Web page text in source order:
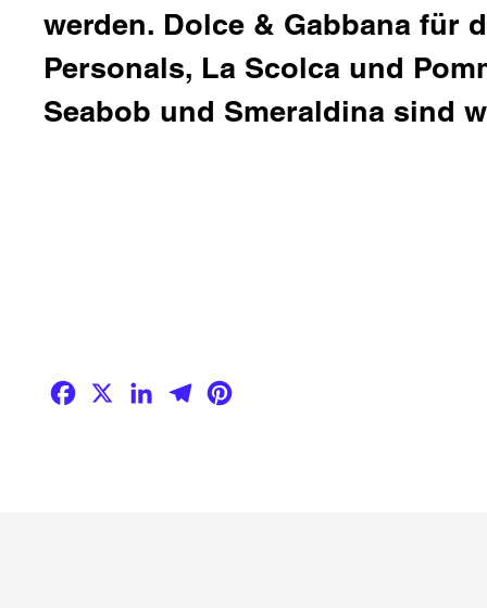
werden. Dolce & Gabbanafür
Personals, La Scolcaund
Seabob und Smeraldinasind
Facebook
X LinkedIn
Telegram